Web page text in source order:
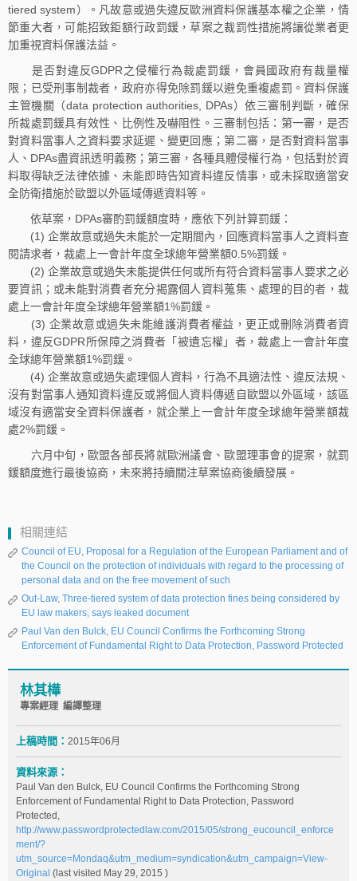
tiered system）。凡故意或過失違反歐洲資料保護基本權之企業，情
節重大者，可能招致鉅額行政罰鍰，草案之裁罰性措施將讓從業者更
加重視資料保護法益。
是否對違反GDPR之侵權行為裁處罰鍰，會員國政府有裁量權
限；已受刑事制裁者，政府亦得免除罰鍰以避免重複處罰。資料保護
主管機關（data protection authorities, DPAs）依三審制判斷，確保
所裁處罰鍰具有效性、比例性及嚇阻性。三審制包括：第一審，是否
對資料當事人之資料要求延遲、變更回應；第二審，是否對資料當事
人、DPAs盡資訊透明義務；第三審，各種具體侵權行為，包括對於資
料取得缺乏法律依據、未能即時告知資料違反情事，或未採取適當安
全防衛措施於歐盟以外區域傳遞資料等。
依草案，DPAs審酌罰鍰額度時，應依下列計算罰鍰：
(1) 企業故意或過失未能於一定期間內，回應資料當事人之資料查
閱請求者，裁處上一會計年度全球總年營業額0.5%罰鍰。
(2) 企業故意或過失未能提供任何或所有符合資料當事人要求之必
要資訊；或未能對消費者充分揭露個人資料蒐集、處理的目的者，裁
處上一會計年度全球總年營業額1%罰鍰。
(3) 企業故意或過失未能維護消費者權益，更正或刪除消費者資
料，違反GDPR所保障之消費者「被遺忘權」者，裁處上一會計年度
全球總年營業額1%罰鍰。
(4) 企業故意或過失處理個人資料，行為不具適法性、違反法規、
沒有對當事人通知資料違反或將個人資料傳遞自歐盟以外區域，該區
域沒有適當安全資料保護者，就企業上一會計年度全球總年營業額裁
處2%罰鍰。
六月中旬，歐盟各部長將就歐洲議會、歐盟理事會的提案，就罰
鍰額度進行最後協商，未來將持續關注草案協商後續發展。
相關連結
Council of EU, Proposal for a Regulation of the European Parliament and of
the Council on the protection of individuals with regard to the processing of
personal data and on the free movement of such
Out-Law, Three-tiered system of data protection fines being considered by
EU law makers, says leaked document
Paul Van den Bulck, EU Council Confirms the Forthcoming Strong
Enforcement of Fundamental Right to Data Protection, Password Protected
林其樺
專案經理 編譯整理
上稿時間： 2015年06月
資料來源：
Paul Van den Bulck, EU Council Confirms the Forthcoming Strong
Enforcement of Fundamental Right to Data Protection, Password
Protected,
http://www.passwordprotectedlaw.com/2015/05/strong_eucouncil_enforce
ment/?
utm_source=Mondaq&utm_medium=syndication&utm_campaign=View-
Original (last visited May 29, 2015 )